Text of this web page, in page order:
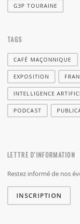
G3P TOURAINE
TAGS
CAFÉ MAÇONNIQUE
EXPOSITION
INTELLIGENCE
PODCAST
LETTRE D'INFORMATION
Restez informé de nos
INSCRIPTION